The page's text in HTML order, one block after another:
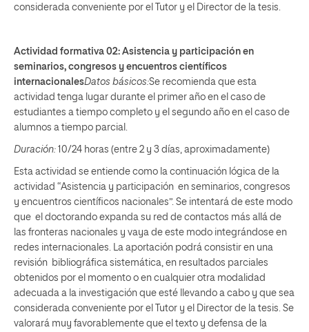
considerada conveniente por el Tutor y el Director de la tesis.
Actividad formativa 02: Asistencia y participación en
seminarios, congresos y encuentros científicos
internacionalesDatos básicos:Se recomienda que esta
actividad tenga lugar durante el primer año en el caso de
estudiantes a tiempo completo y el segundo año en el caso de
alumnos a tiempo parcial.
Duración: 10/24 horas (entre 2 y 3 días, aproximadamente)
Esta actividad se entiende como la continuación lógica de la
actividad “Asistencia y participación en seminarios, congresos
y encuentros científicos nacionales”. Se intentará de este modo
que el doctorando expanda su red de contactos más allá de
las fronteras nacionales y vaya de este modo integrándose en
redes internacionales. La aportación podrá consistir en una
revisión bibliográfica sistemática, en resultados parciales
obtenidos por el momento o en cualquier otra modalidad
adecuada a la investigación que esté llevando a cabo y que sea
considerada conveniente por el Tutor y el Director de la tesis. Se
valorará muy favorablemente que el texto y defensa de la